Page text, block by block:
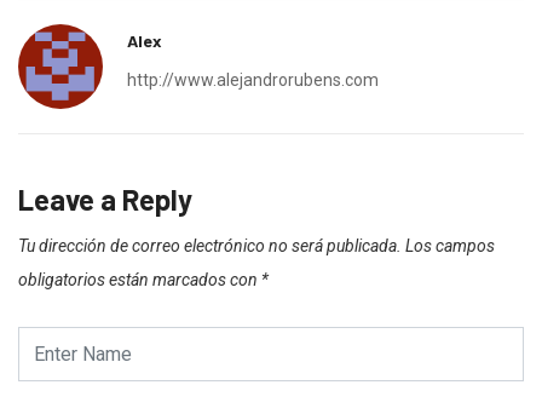
Alex
http://www.alejandrorubens.com
Leave a Reply
Tu dirección de correo electrónico no será publicada. Los campos
obligatorios están marcados con *